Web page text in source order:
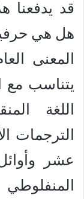
قد يدفعنا
هل هي حرفية
المعنى
يتناسب مع
اللغة
الترجمات
عشر